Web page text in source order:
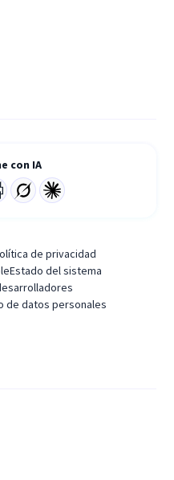
con IA
de privacidad
Estado del sistema
de datos personales